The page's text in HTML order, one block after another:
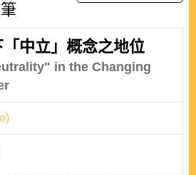
中立」概念之地位
in the Changing